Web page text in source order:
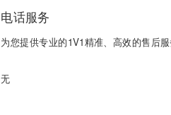
电话服务
为您提供专业的1V1精准、高效的售后服
无